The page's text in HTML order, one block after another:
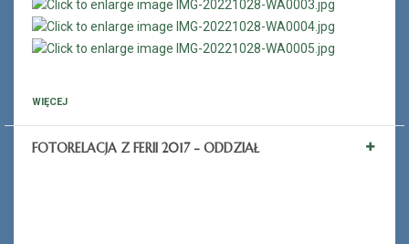
WIĘCEJ
FOTORELACJA Z FERII 2017 - ODDZIAŁ